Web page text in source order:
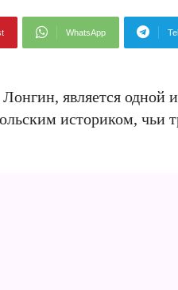
WhatsApp
является одной
историком, чьи